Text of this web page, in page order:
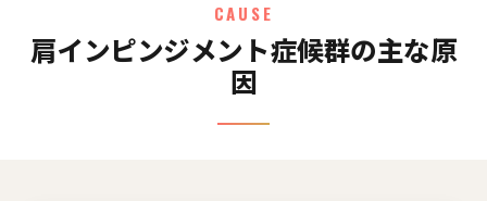
CAUSE
肩インピンジメント症候群の主な原
因